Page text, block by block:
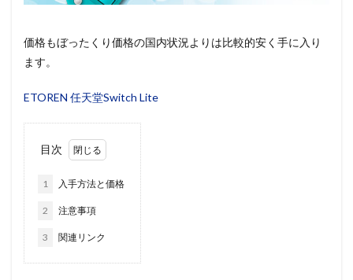
価格もぼったくり価格の国内状況よりは比較的安く手に入り
ます。
ETOREN 任天堂Switch Lite
目次
1 入手方法と価格
2 注意事項
3 関連リンク